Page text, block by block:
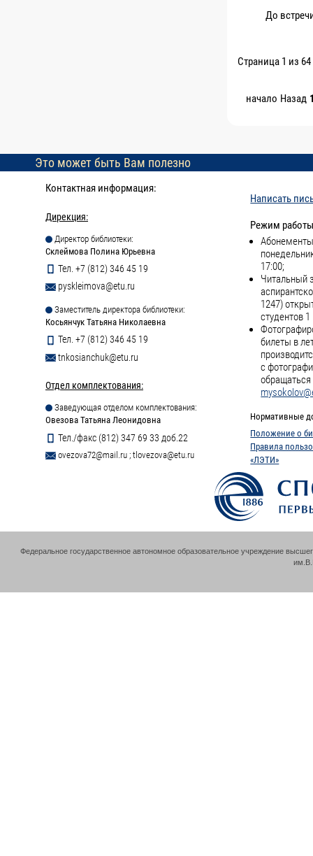
До
Страница 1 из 64
начало Назад
Это может быть Вам полезно
Контактная информация:
Дирекция:
Директор библиотеки:
Склеймова Полина Юрьевна
Тел. +7 (812) 346 45 19
pyskleimova@etu.ru
Заместитель директора библиотеки:
Косьянчук Татьяна Николаевна
Тел. +7 (812) 346 45 19
tnkosianchuk@etu.ru
Отдел комплектования:
Заведующая отделом комплектования:
Овезова Татьяна Леонидовна
Тел./факс (812) 347 69 33 доб.22
ovezova72@mail.ru ; tlovezova@etu.ru
Написать
Режим
17:00;
Читальный
1247)
студентов
билеты в
с
обращаться
Нормативные
Положение о
Правила
«ЛЭТИ»
Федеральное государственное автономное образовательное учреждение